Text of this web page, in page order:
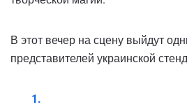
В этот вечер на сцену выйдут
представителей украинской